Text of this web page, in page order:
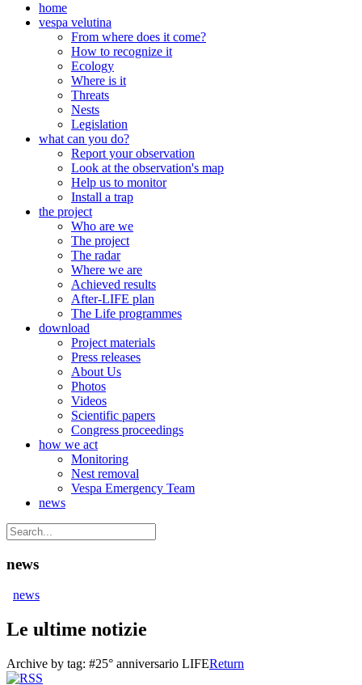
home
vespa velutina
From where does it come?
How to recognize it
Ecology
Where is it
Threats
Nests
Legislation
what can you do?
Report your observation
Look at the observation's map
Help us to monitor
Install a trap
the project
Who are we
The project
The radar
Where we are
Achieved results
After-LIFE plan
The Life programmes
download
Project materials
Press releases
About Us
Photos
Videos
Scientific papers
Congress proceedings
how we act
Monitoring
Nest removal
Vespa Emergency Team
news
news
news
Le ultime notizie
Archive by tag: #25° anniversario LIFEReturn